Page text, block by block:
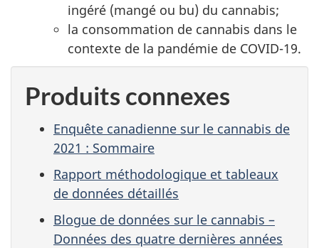
ingéré (mangé ou bu) du cannabis;
la consommation de cannabis dans le
contexte de la pandémie de COVID-19.
Produits connexes
Enquête canadienne sur le cannabis de
2021 : Sommaire
Rapport méthodologique et tableaux
de données détaillés
Blogue de données sur le cannabis –
Données des quatre dernières années